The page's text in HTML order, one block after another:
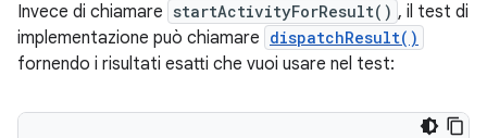
Invece di chiamare startActivityForResult() , il test di
implementazione può chiamare dispatchResult()
fornendo i risultati esatti che vuoi usare nel test: